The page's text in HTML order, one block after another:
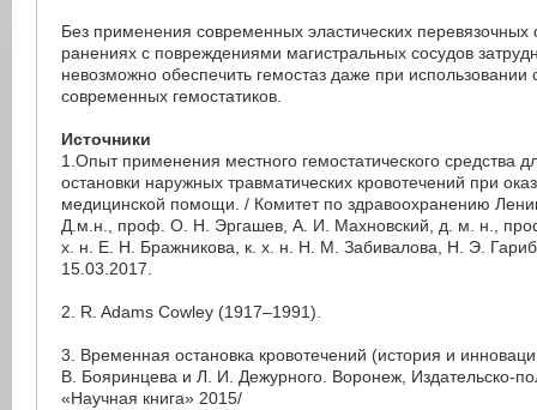
Без применения современных эластических перевязочных
ранениях с повреждениями магистральных сосудов
невозможно обеспечить гемостаз даже при
современных гемостатиков.
Источники
1.Опыт применения местного гемостатического средства
остановки наружных травматических кровотечений при
медицинской помощи. / Комитет по здравоохранению
Д.м.н., проф. О. Н. Эргашев, А. И. Махновский, д. м. н.,
х. н. Е. Н. Бражникова, к. х. н. Н. М. Забивалова, Н. Э.
15.03.2017.
2. R. Adams Cowley (1917–1991).
3. Временная остановка кровотечений (история и
В. Бояринцева и Л. И. Дежурного. Воронеж, Издательско-
«Научная книга» 2015/